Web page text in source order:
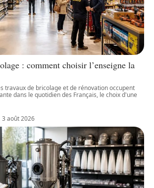
: comment choisir l’enseigne la
travaux de bricolage et de rénovation occupent
dans le quotidien des Français, le choix d'une
3 août 2026